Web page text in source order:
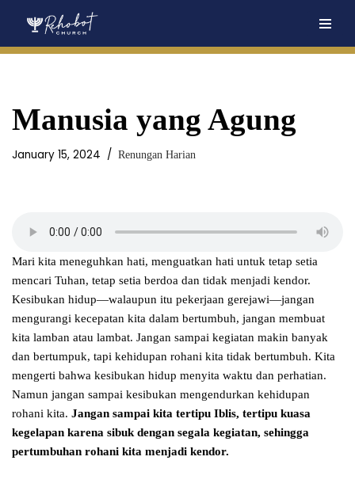
Manusia yang Agung
January 15, 2024 Renungan Harian
Mari kita meneguhkan hati, menguatkan hati untuk tetap setia
mencari Tuhan, tetap setia berdoa dan tidak menjadi kendor.
Kesibukan hidup—walaupun itu pekerjaan gerejawi—jangan
mengurangi kecepatan kita dalam bertumbuh, jangan membuat
kita lamban atau lambat. Jangan sampai kegiatan makin banyak
dan bertumpuk, tapi kehidupan rohani kita tidak bertumbuh. Kita
mengerti bahwa kesibukan hidup menyita waktu dan perhatian.
Namun jangan sampai kesibukan mengendurkan kehidupan
rohani kita. Jangan sampai kita tertipu Iblis, tertipu kuasa
kegelapan karena sibuk dengan segala kegiatan, sehingga
pertumbuhan rohani kita menjadi kendor.